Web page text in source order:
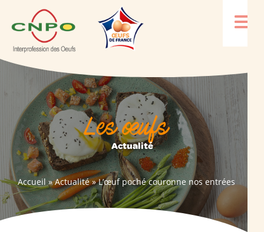
Les œufs
Actualité
Accueil»Actualité»L’œuf poché couronne nos entrées